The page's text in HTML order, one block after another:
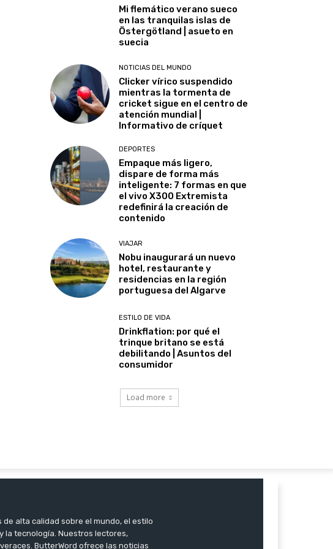
Mi flemático verano sueco
en las tranquilas islas de
Östergötland | asueto en
suecia
NOTICIAS DEL MUNDO
Clicker vírico suspendido
mientras la tormenta de
cricket sigue en el centro de
atención mundial |
Informativo de críquet
DEPORTES
Empaque más ligero,
dispare de forma más
inteligente: 7 formas en que
el vivo X300 Extremista
redefinirá la creación de
contenido
VIAJAR
Nobu inaugurará un nuevo
hotel, restaurante y
residencias en la región
portuguesa del Algarve
ESTILO DE VIDA
Drinkflation: por qué el
trinque britano se está
debilitando | Asuntos del
consumidor
Load more
alta calidad sobre el mundo, el estilo
la tecnología. Nuestros lectores,
ButterWord ofrece las noticias